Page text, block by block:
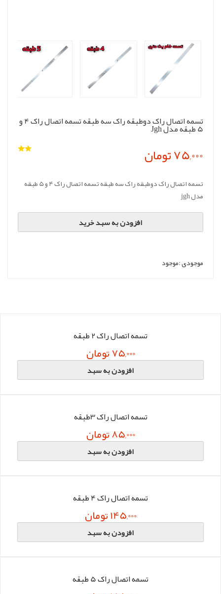
تسمه اتصال راک دوطبقه راک سه طبقه تسمه اتصال راک 4 و 5 طبقه مدل Jgh
75,000 تومان
تسمه اتصال راک دوطبقه راک سه طبقه تسمه اتصال راک 4 و 5 طبقه
مدل jgh
افزودن به سبد خرید
موجودی :موجود
تسمه اتصال راک 2 طبقه
75,000 تومان
افزودن به سبد
تسمه اتصال راک 3طبقه
85,000 تومان
افزودن به سبد
تسمه اتصال راک 4 طبقه
145,000 تومان
افزودن به سبد
تسمه اتصال راک 5 طبقه